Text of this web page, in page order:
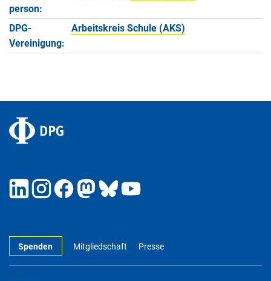
person:
DPG-
Vereinigung:
Arbeitskreis Schule (AKS)
Spenden Mitgliedschaft Presse